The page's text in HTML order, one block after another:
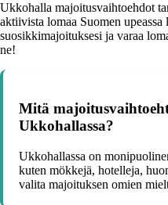
Ukkohalla majoitusvaihtoehdot
aktiivista lomaa Suomen upeassa
suosikkimajoituksesi ja varaa
ne!
Mitä
Ukkohallassa?
Ukkohallassa on
kuten mökkejä, hotelleja,
valita majoituksen omien